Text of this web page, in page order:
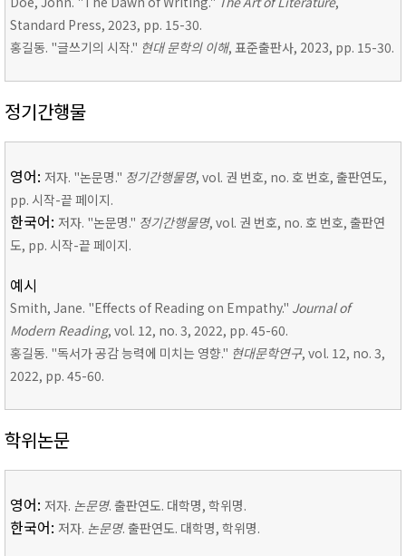
Standard Press, 2023, pp. 15-30.
홍길동. "글쓰기의 시작." 현대 문학의 이해, 표준출판사, 2023, pp. 15-30.
정기간행물
영어: 저자. "논문명." 정기간행물명, vol. 권 번호, no. 호 번호, 출판연도,
pp. 시작-끝 페이지.
한국어: 저자. "논문명." 정기간행물명, vol. 권 번호, no. 호 번호, 출판연
도, pp. 시작-끝 페이지.
예시
Smith, Jane. "Effects of Reading on Empathy." Journal of
Modern Reading, vol. 12, no. 3, 2022, pp. 45-60.
홍길동. "독서가 공감 능력에 미치는 영향." 현대문학연구, vol. 12, no. 3,
2022, pp. 45-60.
학위논문
영어: 저자. 논문명. 출판연도. 대학명, 학위명.
한국어: 저자. 논문명. 출판연도. 대학명, 학위명.